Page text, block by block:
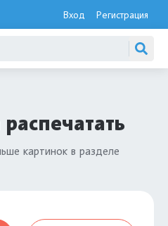
Вход Регистрация
картинок в разделе